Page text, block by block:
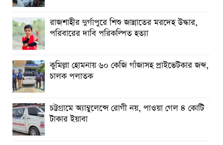
রাজশাহীর দুর্গাপুরে শিশু জান্নাতের মরদেহ উদ্ধার,
পরিবারের দাবি পরিকল্পিত হত্যা
কুমিল্লা হোমনায় ৬০ কেজি গাঁজাসহ প্রাইভেটকার জব্দ,
চালক পলাতক
চট্টগ্রামে অ্যাম্বুলেন্সে রোগী নয়, পাওয়া গেল ৪ কোটি
টাকার ইয়াবা